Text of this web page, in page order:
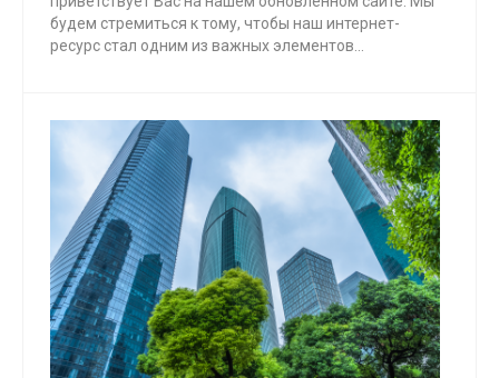
будем стремиться к тому, чтобы наш интернет-
ресурс стал одним из важных элементов
Ваших интересов.